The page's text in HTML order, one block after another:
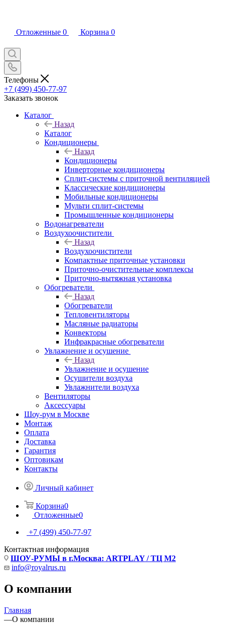
Отложенные 0 Корзина 0
Телефоны
+7 (499) 450-77-97
Заказать звонок
Каталог
Назад
Каталог
Кондиционеры
Назад
Кондиционеры
Инверторные кондиционеры
Сплит-системы с приточной вентиляцией
Классические кондиционеры
Мобильные кондиционеры
Мульти сплит-системы
Промышленные кондиционеры
Водонагреватели
Воздухоочистители
Назад
Воздухоочистители
Компактные приточные установки
Приточно-очистительные комплексы
Приточно-вытяжная установка
Обогреватели
Назад
Обогреватели
Тепловентиляторы
Масляные радиаторы
Конвекторы
Инфракрасные обогреватели
Увлажнение и осушение
Назад
Увлажнение и осушение
Осушители воздуха
Увлажнители воздуха
Вентиляторы
Аксессуары
Шоу-рум в Москве
Монтаж
Оплата
Доставка
Гарантия
Оптовикам
Контакты
Личный кабинет
Корзина0
Отложенные0
+7 (499) 450-77-97
Контактная информация
ШОУ-РУМЫ в г.Москва: ARTPLAY / ТЦ М2
info@royalrus.ru
О компании
Главная
—О компании